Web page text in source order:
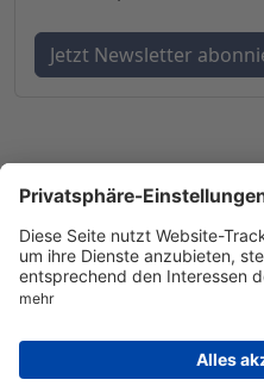
© 1998-2026by GSC
Datenschutz